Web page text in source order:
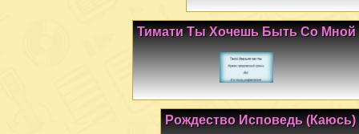
Тимати Ты Хочешь Быть Со Мной
Рождество Исповедь (Каюсь)